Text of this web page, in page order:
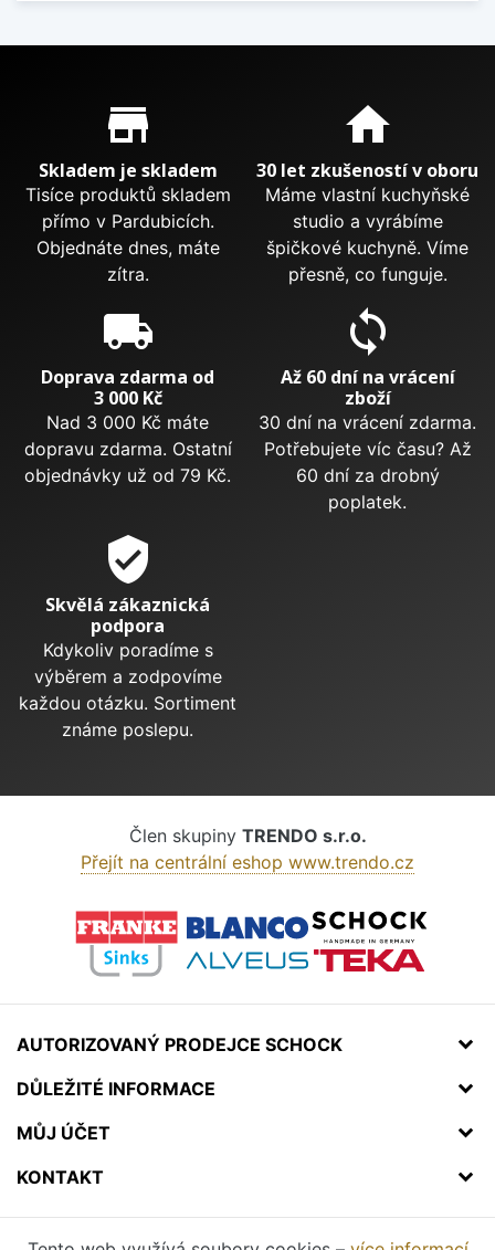
Proč nakupovat u nás?
store_mall_directory
Skladem je skladem
Tisíce produktů skladem
přímo v Pardubicích.
Objednáte dnes, máte
zítra.
home
30 let zkušeností v oboru
Máme vlastní kuchyňské
studio a vyrábíme
špičkové kuchyně. Víme
přesně, co funguje.
local_shipping
Doprava zdarma od
3 000 Kč
Nad 3 000 Kč máte
dopravu zdarma. Ostatní
objednávky už od 79 Kč.
sync
Až 60 dní na vrácení
zboží
30 dní na vrácení zdarma.
Potřebujete víc času? Až
60 dní za drobný
poplatek.
verified_user
Skvělá zákaznická
podpora
Kdykoliv poradíme s
výběrem a zodpovíme
každou otázku. Sortiment
známe poslepu.
Člen skupiny TRENDO s.r.o.
Přejít na centrální eshop www.trendo.cz
AUTORIZOVANÝ PRODEJCE SCHOCK
DŮLEŽITÉ INFORMACE
MŮJ ÚČET
KONTAKT